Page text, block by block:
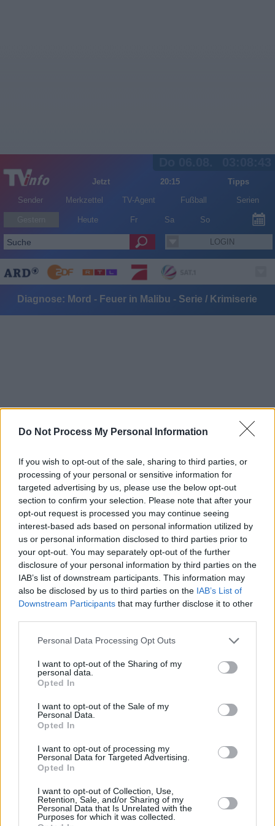
Do Not Process My Personal Information
If you wish to opt-out of the sale, sharing to third parties, or
processing of your personal or sensitive information for
targeted advertising by us, please use the below opt-out
section to confirm your selection. Please note that after your
opt-out request is processed you may continue seeing
interest-based ads based on personal information utilized by
us or personal information disclosed to third parties prior to
your opt-out. You may separately opt-out of the further
disclosure of your personal information by third parties on the
IAB’s list of downstream participants. This information may
also be disclosed by us to third parties on the IAB’s List of
Downstream Participants that may further disclose it to other
Personal Data Processing Opt Outs
I want to opt-out of the Sharing of my
personal data.
Opted In
I want to opt-out of the Sale of my
Personal Data.
Opted In
I want to opt-out of processing my
Personal Data for Targeted Advertising.
Opted In
I want to opt-out of Collection, Use,
Retention, Sale, and/or Sharing of my
Personal Data that Is Unrelated with the
Purposes for which it was collected.
Jetzt 20:15
Tipps
Sender
Merkzettel TV-Agent Fußball Serien
Heute Fr Sa So
LOGIN
Diagnose: Mord - Feuer in Malibu - Serie / Krimiserie
Diagnose: Mord (Diagnosis Murder)
Feuer in Malibu (
Krimiserie
Übersicht
Ein Mann weigert sich, sein Grundstück zu verkaufen und stirbt
daraufhin. Dr. Mark Sloan und sein Sohn Steve lösen zusammen